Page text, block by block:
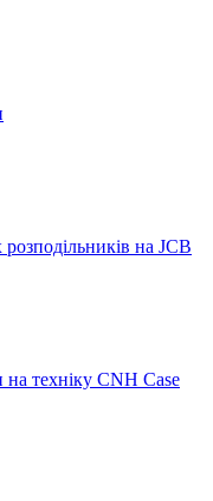
на JCB
на техніку CNH Case